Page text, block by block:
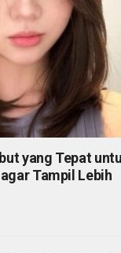
yang Tepat
Tampil Lebih